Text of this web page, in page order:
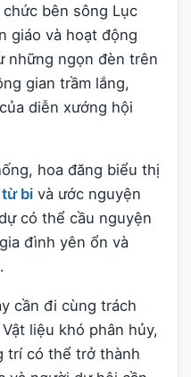
bên sông Lục
giáo và hoạt động
những ngọn đèn trên
gian trầm lắng,
diễn xướng hội
hoa đăng biểu thị
bi và ước nguyện
có thể cầu nguyện
đình yên ổn và
cần đi cùng trách
liệu khó phân hủy,
trí có thể trở thành